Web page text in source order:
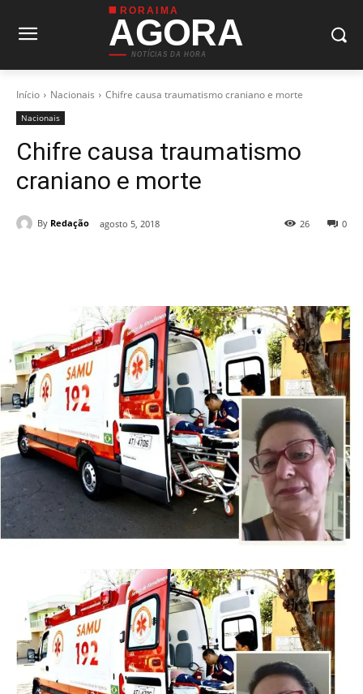
RORAIMA
AGORA
NOTÍCIAS DA HORA
Início Nacionais Chifre causa traumatismo craniano e morte
Nacionais
Chifre causa traumatismo
craniano e morte
By Redação agosto 5, 2018 0
26